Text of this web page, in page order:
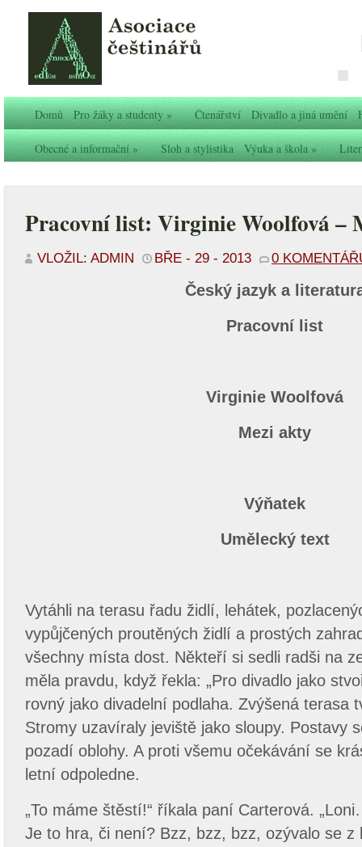
Domů Pro žáky a studenty» Čtenářství Divadlo a jiná umění
Obecné a informační» Sloh a stylistika Výuka a škola»
Pracovní list: Virginie Woolfová –
VLOŽIL: ADMIN BŘE - 29 - 2013 0
Český jazyk a
Pracovní list
Virginie Woolfová
Mezi akty
Výňatek
Umělecký text
Vytáhli na terasu řadu židlí, lehátek,
vypůjčených proutěných židlí a prostých
všechny místa dost. Někteří si sedli radši na
měla pravdu, když řekla: „Pro divadlo jako
rovný jako divadelní podlaha. Zvýšená terasa
Stromy uzavíraly jeviště jako sloupy. Postavy
pozadí oblohy. A proti všemu očekávání se
letní odpoledne.
„To máme štěstí!“ říkala paní Carterová.
Je to hra, či není? Bzz, bzz, bzz, ozývalo se